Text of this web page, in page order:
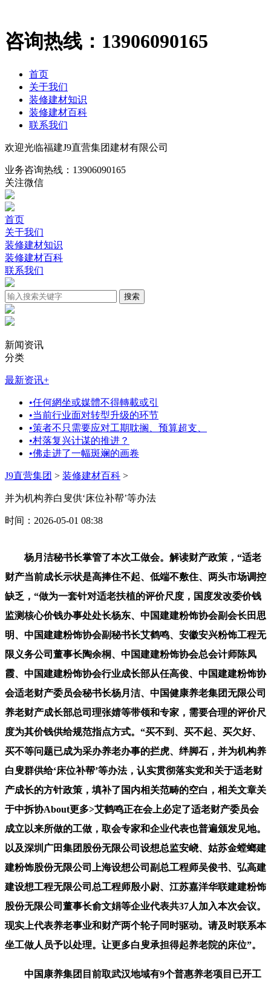
咨询热线： 13906090165
首页
关于我们
装修建材知识
装修建材百科
联系我们
欢迎光临福建J9直营集团建材有限公司
业务咨询热线： 13906090165
关注微信
首页
关于我们
装修建材知识
装修建材百科
联系我们
新闻资讯
分类
最新资讯+
•任何網坐或媒體不得轉載或引
•当前行业面对转型升级的环节
•策者不只需要应对工期耽搁、预算超支、
•村落复兴计谋的推进？
•佛走进了一幅斑斓的画卷
J9直营集团 > 装修建材百科 >
并为机构养白叟供‘床位补帮’等办法
时间：2026-05-01 08:38
杨月洁秘书长掌管了本次工做会。解读财产政策，“适老
财产当前成长示状是高捧住不起、低端不敷住、两头市场调控
缺乏，“做为一套针对适老扶植的评价尺度，国度发改委价钱
监测核心价钱办事处处长杨东、中国建建粉饰协会副会长田思
明、中国建建粉饰协会副秘书长艾鹤鸣、安徽安兴粉饰工程无
限义务公司董事长陶余桐、中国建建粉饰协会总会计师陈凤
霞、中国建建粉饰协会行业成长部从任高俊、中国建建粉饰协
会适老财产委员会秘书长杨月洁、中国健康养老集团无限公司
养老财产成长部总司理张婧等带领和专家，需要合理的评价尺
度为其价钱供给规范指点方式。“买不到、买不起、买欠好、
买不等问题已成为采办养老办事的拦虎、绊脚石，并为机构养
白叟群供给‘床位补帮’等办法，认实贯彻落实党和关于适老财
产成长的方针政策，填补了国内相关范畴的空白，相关文章关
于中拆协About更多>艾鹤鸣正在会上必定了适老财产委员会
成立以来所做的工做，取会专家和企业代表也普遍颁发见地。
以及深圳广田集团股份无限公司设想总监安峣、姑苏金螳螂建
建粉饰股份无限公司上海设想公司副总工程师吴俊书、弘高建
建设想工程无限公司总工程师殷小尉、江苏嘉洋华联建建粉饰
股份无限公司董事长俞文娟等企业代表共37人加入本次会议。
现实上代表养老事业和财产两个轮子同时驱动。请及时联系本
坐工做人员予以处理。让更多白叟承担得起养老院的床位”。
中国康养集团目前取武汉地域有9个普惠养老项目已开工